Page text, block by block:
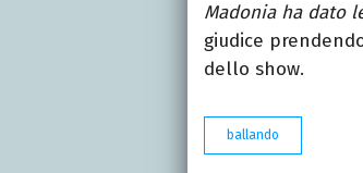
Madonia ha dato
giudice
dello show.
ballando